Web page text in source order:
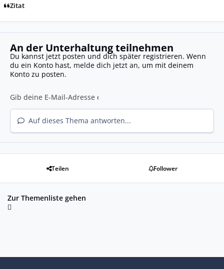
Zitat
An der Unterhaltung teilnehmen
Du kannst jetzt posten und dich später registrieren. Wenn
du ein Konto hast, melde dich jetzt an, um mit deinem
Konto zu posten.
Auf dieses Thema antworten...
Teilen Follower
Zur Themenliste gehen